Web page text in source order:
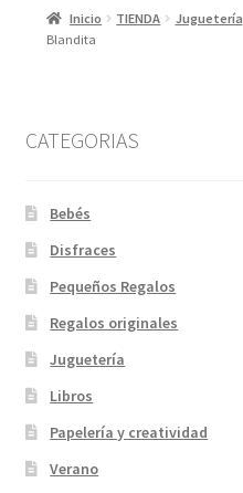
Inicio TIENDA Juguetería
Blandita
CATEGORIAS
Bebés
Disfraces
Pequeños Regalos
Regalos originales
Juguetería
Libros
Papelería y creatividad
Verano